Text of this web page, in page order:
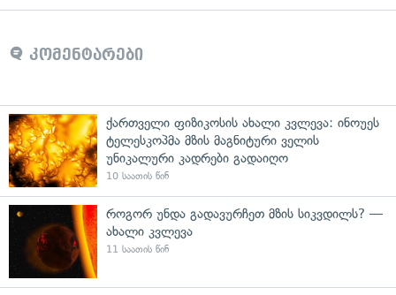
კომენტარები
ქართველი ფიზიკოსის ახალი კვლევა: ინოუეს
ტელესკოპმა მზის მაგნიტური ველის
უნიკალური კადრები გადაიღო
10 საათის წინ
როგორ უნდა გადავურჩეთ მზის სიკვდილს? —
ახალი კვლევა
11 საათის წინ